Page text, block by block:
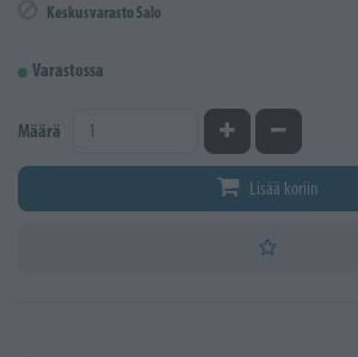
Keskusvarasto Salo
Varastossa
Määrä Kasvata määrääVähennä määrää
Lisää koriin